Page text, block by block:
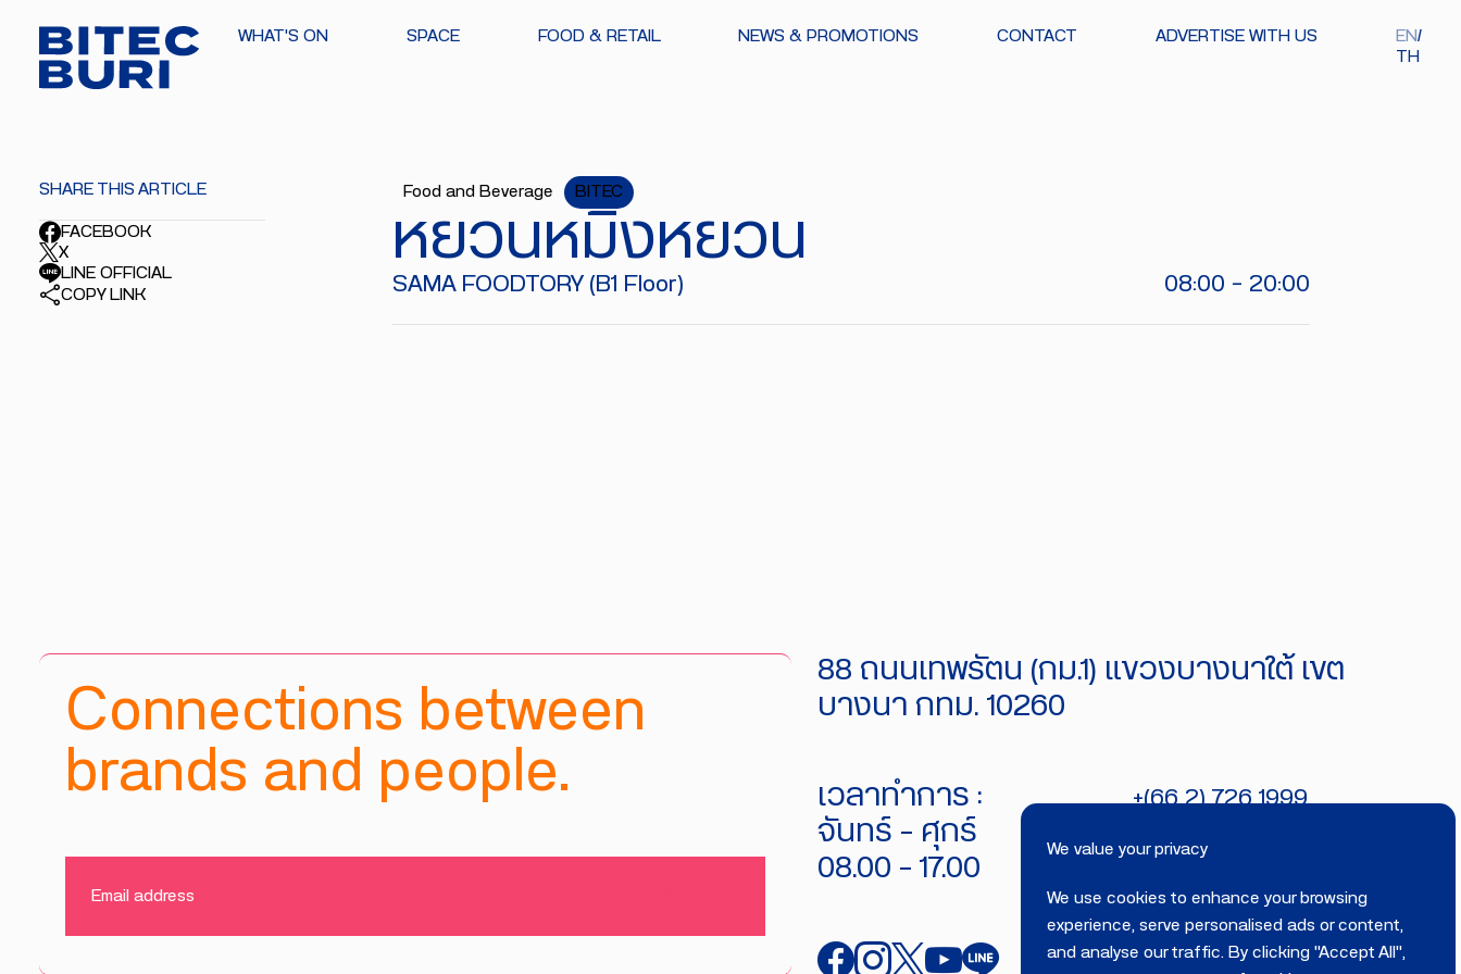
We value your privacy
We use cookies to enhance your browsing
experience, serve personalised ads or content,
and analyse our traffic. By clicking "Accept All",
WHAT'S ON SPACE FOOD & RETAIL NEWS & PROMOTIONS CONTACT ADVERTISE WITH US
EN
TH
Food and Beverage BITEC
หยวนหมิงหยวน
SAMA FOODTORY (B1 Floor) 08:00 - 20:00
SHARE THIS ARTICLE
FACEBOOK
X
LINE OFFICIAL
COPY LINK
Connections between
brands and people.
88 ถนนเทพรัตน (กม.1) แขวงบางนาใต้ เขต
บางนา กทม. 10260
เวลาทำการ :
จันทร์ - ศุกร์
08.00 - 17.00
+(66 2) 726 1999
bitecburi@bhirajburi.co.th